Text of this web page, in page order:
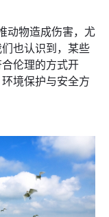
物造成伤害，尤
也认识到，某些
伦理的方式开
境保护与安全方